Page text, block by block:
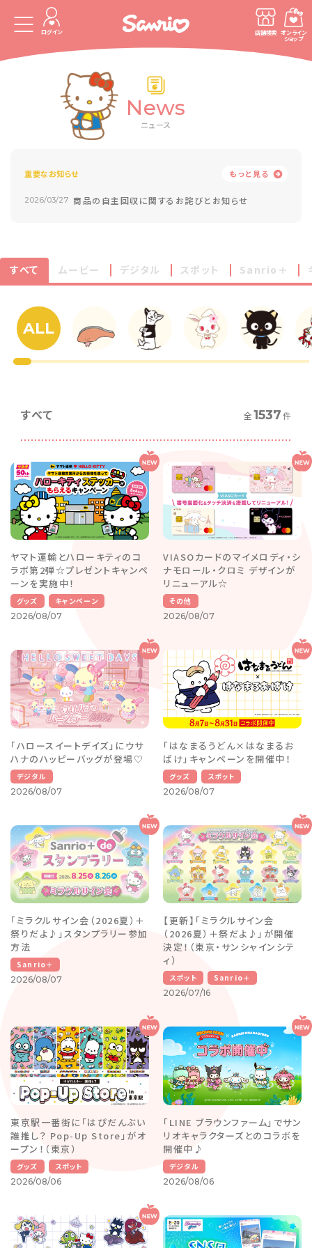
ログイン 店舗検索 オンライン
ショップ
News
ニュース
重要なお知らせ もっと見る
2026/03/27 商品の自主回収に関するお詫びとお知らせ
すべて ムービー デジタル スポット Sanrio＋
ALL
すべて 全1537件
ヤマト運輸とハローキティのコ
ラボ第2弾☆プレゼントキャンペ
ーンを実施中！
グッズ
キャンペーン
2026/08/07
VIASOカードのマイメロディ・シ
ナモロール・クロミ デザインが
リニューアル☆
その他
2026/08/07
「ハロースイートデイズ」にウサ
ハナのハッピーバッグが登場♡
デジタル
2026/08/07
「はなまるうどん×はなまるお
ばけ」キャンペーンを開催中！
グッズ
スポット
2026/08/07
「ミラクルサイン会（2026夏）＋
祭りだよ♪」スタンプラリー参加
方法
Sanrio＋
2026/08/07
【更新】「ミラクルサイン会
（2026夏）＋祭だよ♪」が開催
決定！（東京・サンシャインシテ
ィ）
スポット
Sanrio＋
2026/07/16
東京駅一番街に「はぴだんぶい
誰推し？ Pop-Up Store」がオ
ープン！（東京）
グッズ
スポット
2026/08/06
「LINE ブラウンファーム」でサン
リオキャラクターズとのコラボを
開催中♪
デジタル
2026/08/06